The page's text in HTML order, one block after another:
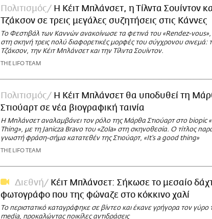
Πολιτισμός
Η Κέιτ Μπλάνσετ, η Τίλντα Σουίντον
Τζάκσον σε τρεις μεγάλες συζητήσεις στις Κάννες
Το Φεστιβάλ των Καννών ανακοίνωσε τα φετινά του «Rendez-
στη σκηνή τρεις πολύ διαφορετικές μορφές του σύγχρονου σινεμά:
Τζάκσον, την Κέιτ Μπλάνσετ και την Τίλντα Σουίντον.
THE LIFO TEAM
Πολιτισμός
Η Κέιτ Μπλάνσετ θα υποδυθεί τη
Στιούαρτ σε νέα βιογραφική ταινία
Η Μπλάνσετ αναλαμβάνει τον ρόλο της Μάρθα Στιούαρτ στο biopic
Thing», με τη Janicza Bravo του «Zola» στη σκηνοθεσία. Ο τίτλος
γνωστή φράση-σήμα κατατεθέν της Στιούαρτ, «It’s a good thing»
THE LIFO TEAM
Διεθνή
Κέιτ Μπλάνσετ: Σήκωσε το μεσαίο
φωτογράφο που της φώναζε στο κόκκινο χαλί
Το περιστατικό καταγράφηκε σε βίντεο και έκανε γρήγορα τον γύρο
media, προκαλώντας ποικίλες αντιδράσεις